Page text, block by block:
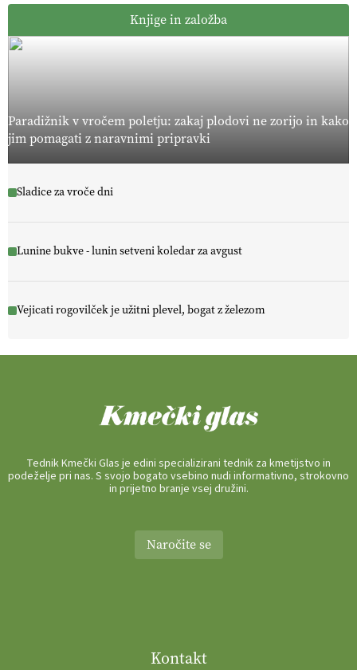
Knjige in založba
Paradižnik v vročem poletju: zakaj plodovi ne zorijo in kako
jim pomagati z naravnimi pripravki
Sladice za vroče dni
Lunine bukve - lunin setveni koledar za avgust
Vejicati rogovilček je užitni plevel, bogat z železom
Tednik Kmečki Glas je edini specializirani tednik za kmetijstvo in
podeželje pri nas. S svojo bogato vsebino nudi informativno, strokovno
in prijetno branje vsej družini.
Naročite se
Kontakt